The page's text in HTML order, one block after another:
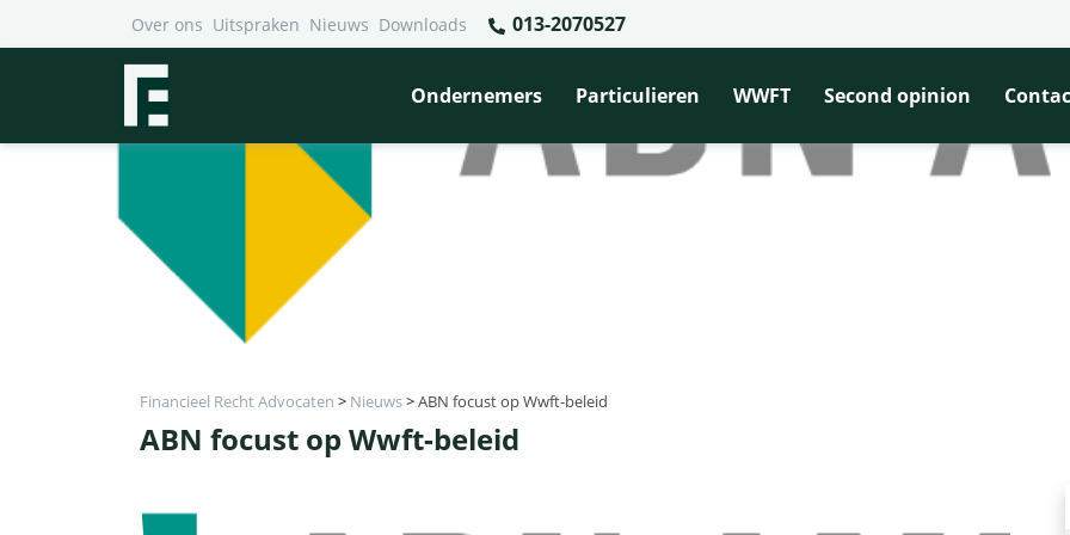
Over ons Uitspraken Nieuws Downloads 013-2070527
Ondernemers Particulieren WWFT Second opinion
Financieel Recht Advocaten > Nieuws>ABN focust op Wwft-beleid
ABN focust op Wwft-beleid